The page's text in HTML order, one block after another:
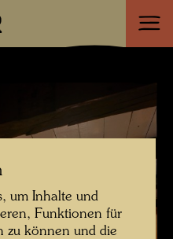
um Inhalte und
Funktionen für
zu können und die